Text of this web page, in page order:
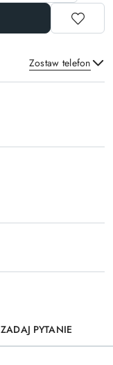
Zostaw telefon
ZADAJ PYTANIE